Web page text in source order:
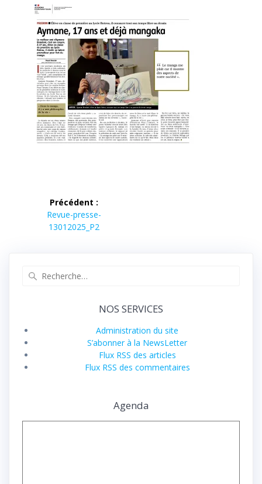
Navigation
Précédent :
Article
précédent :
Revue-presse-
13012025_P2
NOS SERVICES
Administration du site
S’abonner à la NewsLetter
Flux RSS des articles
Flux RSS des commentaires
Agenda